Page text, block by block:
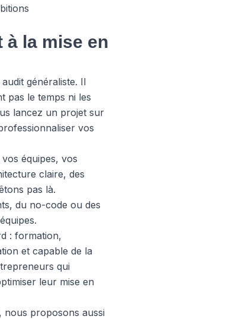
la mise en
généraliste. Il
pas le temps ni les
lancez un projet sur
vos
équipes, vos
claire, des
pas là.
du no-code ou des
: formation,
et capable de la
qui
leur mise en
nous proposons aussi